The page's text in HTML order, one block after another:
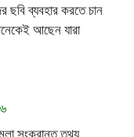
ছবি ব্যবহার করতে চান
আছেন যারা